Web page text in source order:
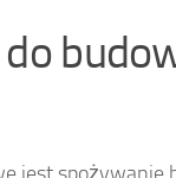
do